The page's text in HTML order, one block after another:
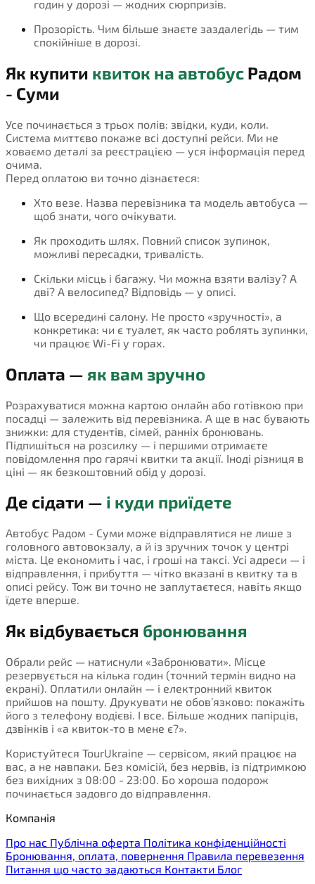
годин у дорозі — жодних сюрпризів.
Прозорість. Чим більше знаєте заздалегідь — тим
спокійніше в дорозі.
Як купити квиток на автобус Радом
- Суми
Усе починається з трьох полів: звідки, куди, коли.
Система миттєво покаже всі доступні рейси. Ми не
ховаємо деталі за реєстрацією — уся інформація перед
очима.
Перед оплатою ви точно дізнаєтеся:
Хто везе. Назва перевізника та модель автобуса —
щоб знати, чого очікувати.
Як проходить шлях. Повний список зупинок,
можливі пересадки, тривалість.
Скільки місць і багажу. Чи можна взяти валізу? А
дві? А велосипед? Відповідь — у описі.
Що всередині салону. Не просто «зручності», а
конкретика: чи є туалет, як часто роблять зупинки,
чи працює Wi-Fi у горах.
Оплата — як вам зручно
Розрахуватися можна картою онлайн або готівкою при
посадці — залежить від перевізника. А ще в нас бувають
знижки: для студентів, сімей, ранніх бронювань.
Підпишіться на розсилку — і першими отримаєте
повідомлення про гарячі квитки та акції. Іноді різниця в
ціні — як безкоштовний обід у дорозі.
Де сідати — і куди приїдете
Автобус Радом - Суми може відправлятися не лише з
головного автовокзалу, а й із зручних точок у центрі
міста. Це економить і час, і гроші на таксі. Усі адреси — і
відправлення, і прибуття — чітко вказані в квитку та в
описі рейсу. Тож ви точно не заплутаєтеся, навіть якщо
їдете вперше.
Як відбувається бронювання
Обрали рейс — натиснули «Забронювати». Місце
резервується на кілька годин (точний термін видно на
екрані). Оплатили онлайн — і електронний квиток
прийшов на пошту. Друкувати не обов’язково: покажіть
його з телефону водієві. І все. Більше жодних папірців,
дзвінків і «а квиток-то в мене є?».
Користуйтеся TourUkraine — сервісом, який працює на
вас, а не навпаки. Без комісій, без нервів, із підтримкою
без вихідних з 08:00 - 23:00. Бо хороша подорож
починається задовго до відправлення.
Компанія
Про нас Публічна оферта Політика конфіденційності
Бронювання, оплата, повернення Правила перевезення
Питання що часто задаються Контакти Блог